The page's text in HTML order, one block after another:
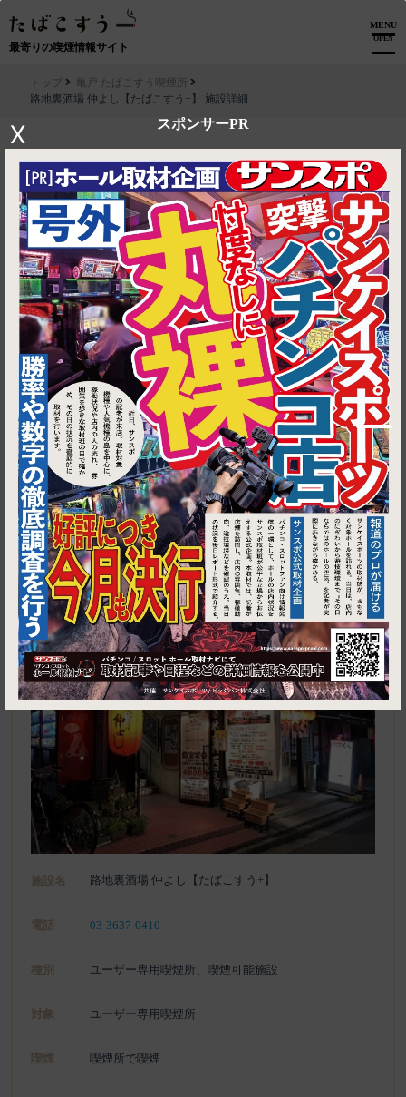
最寄りの喫煙情報サイト
MENU
OPEN
スポンサーPR
X
1
トップ
亀戸 たばこすう喫煙所
路地裏酒場 仲よし【たばこすう+】 施設詳細
▶ ルートを見る
亀戸 たばこすう喫煙所│路地裏酒場 仲よし【たばこすう+】
東京都江東区亀戸5-5-8 2F
施設名 路地裏酒場 仲よし【たばこすう+】
電話 03-3637-0410
種別 ユーザー専用喫煙所、喫煙可能施設
対象 ユーザー専用喫煙所
喫煙 喫煙所で喫煙